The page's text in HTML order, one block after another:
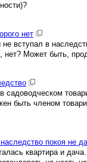
нет
вступал в
нет? Может быть,
быть членом
покоя не
квартира и